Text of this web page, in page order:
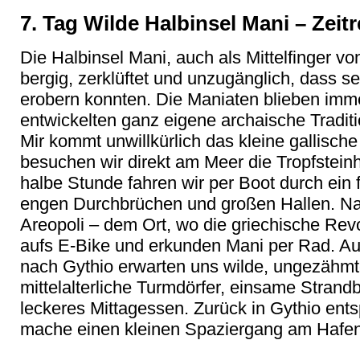
7. Tag Wilde Halbinsel Mani –
Die Halbinsel Mani, auch als Mittelfinger
bergig, zerklüftet und unzugänglich, dass
erobern konnten. Die Maniaten blieben
entwickelten ganz eigene archaische
Mir kommt unwillkürlich das kleine
besuchen wir direkt am Meer die
halbe Stunde fahren wir per Boot durch
engen Durchbrüchen und großen Hallen.
Areopoli – dem Ort, wo die griechische
aufs E-Bike und erkunden Mani per Rad.
nach Gythio erwarten uns wilde,
mittelalterliche Turmdörfer, einsame
leckeres Mittagessen. Zurück in Gythio
mache einen kleinen Spaziergang am